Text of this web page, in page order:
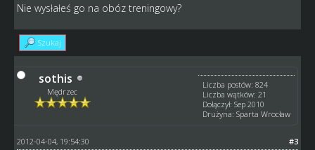
Nie wysłałeś go na obóz treningowy?
Szukaj
sothis
Mędrzec
Liczba postów: 824
Liczba wątków: 21
Dołączył: Sep 2010
Drużyna: Sparta Wrocław
#3
2012-04-04, 19:54:30